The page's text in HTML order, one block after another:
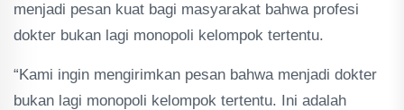
menjadi pesan kuat bagi masyarakat bahwa profesi
dokter bukan lagi monopoli kelompok tertentu.
“Kami ingin mengirimkan pesan bahwa menjadi dokter
bukan lagi monopoli kelompok tertentu. Ini adalah